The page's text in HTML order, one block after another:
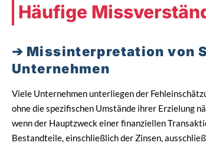
Häufige
Missinterpretation von
Unternehmen
Viele Unternehmen unterliegen der
ohne die spezifischen Umstände ihrer Erzielung
wenn der Hauptzweck einer finanziellen
Bestandteile, einschließlich der Zinsen,